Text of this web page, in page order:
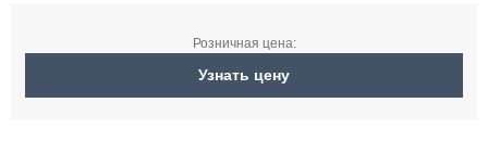
Розничная цена:
Узнать цену